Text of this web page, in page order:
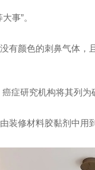
事”。
有颜色的刺鼻气体
症研究机构将其列为
装修材料胶黏剂中用